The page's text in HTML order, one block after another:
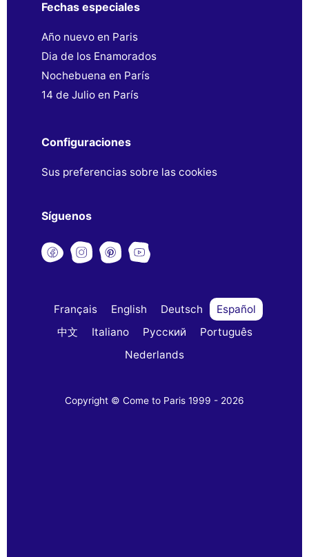
Fechas especiales
Año nuevo en Paris
Dia de los Enamorados
Nochebuena en París
14 de Julio en París
Configuraciones
Sus preferencias sobre las cookies
Síguenos
Français English Deutsch
Español
中文
Italiano Русский
Português
Nederlands
Copyright © Come to Paris 1999 - 2026